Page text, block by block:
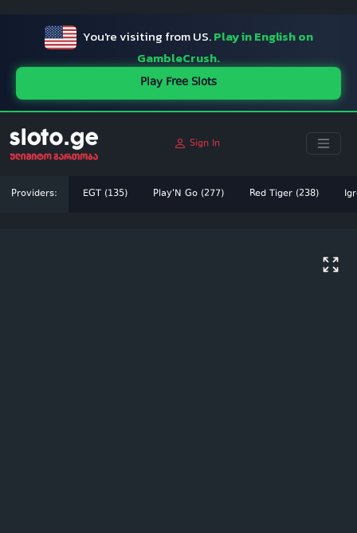
You're visiting from US.Play in English on
GambleCrush.
Play Free Slots
Sign In
Providers: EGT (135) Play'N Go (277) Red Tiger (238)